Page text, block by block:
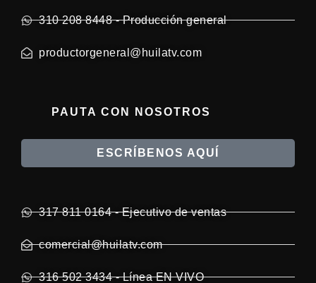
310 208 8448 - Producción general
productorgeneral@huilatv.com
PAUTA CON NOSOTROS
ESCRÍBENOS AQUÍ
317 811 0164 - Ejecutivo de ventas
comercial@huilatv.com
316 502 3434 - Línea EN VIVO